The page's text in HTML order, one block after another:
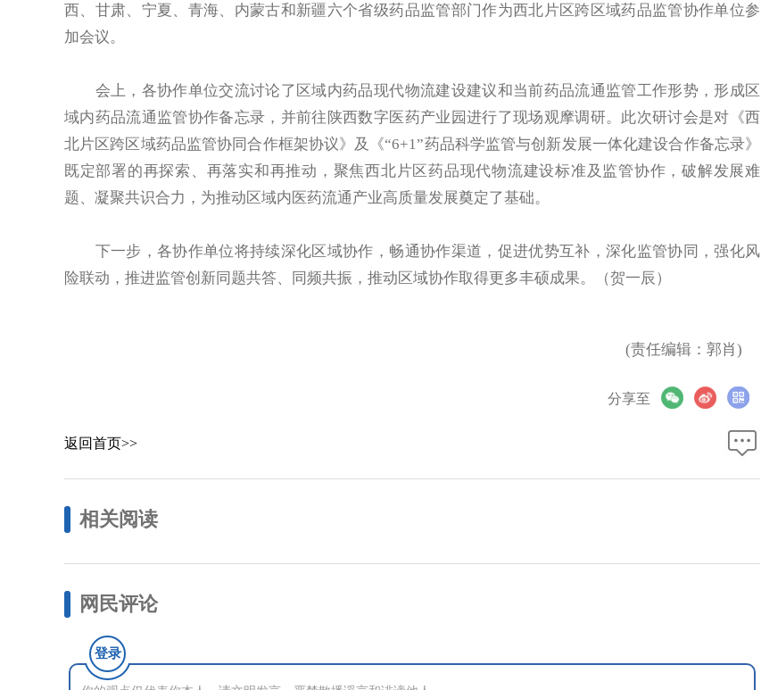
西、甘肃、宁夏、青海、内蒙古和新疆六个省级药品监管部门作为西北片区跨区域药品监管协作单位参
加会议。
会上，各协作单位交流讨论了区域内药品现代物流建设建议和当前药品流通监管工作形势，形成区
域内药品流通监管协作备忘录，并前往陕西数字医药产业园进行了现场观摩调研。此次研讨会是对《西
北片区跨区域药品监管协同合作框架协议》及《“6+1”药品科学监管与创新发展一体化建设合作备忘录》
既定部署的再探索、再落实和再推动，聚焦西北片区药品现代物流建设标准及监管协作，破解发展难
题、凝聚共识合力，为推动区域内医药流通产业高质量发展奠定了基础。
下一步，各协作单位将持续深化区域协作，畅通协作渠道，促进优势互补，深化监管协同，强化风
险联动，推进监管创新同题共答、同频共振，推动区域协作取得更多丰硕成果。（贺一辰）
(责任编辑：郭肖)
分享至
返回首页>>
相关阅读
网民评论
登录